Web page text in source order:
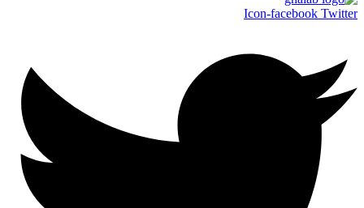
Icon-facebook Twitter